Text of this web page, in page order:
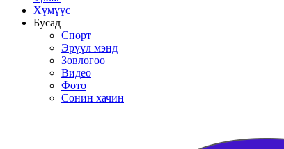
Хүмүүс
Бусад
Спорт
Эрүүл мэнд
Зөвлөгөө
Видео
Фото
Сонин хачин